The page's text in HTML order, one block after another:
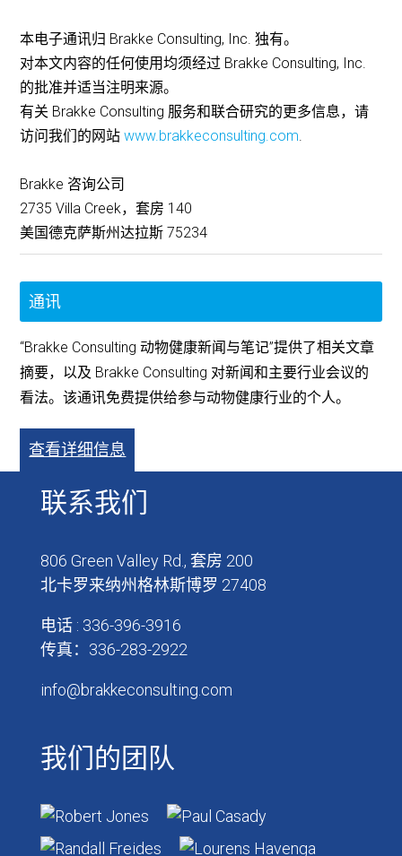
本电子通讯归 Brakke Consulting, Inc. 独有。
对本文内容的任何使用均须经过 Brakke Consulting, Inc.
的批准并适当注明来源。
有关 Brakke Consulting 服务和联合研究的更多信息，请
访问我们的网站www.brakkeconsulting.com.
Brakke 咨询公司
2735 Villa Creek，套房 140
美国德克萨斯州达拉斯 75234
通讯
“Brakke Consulting 动物健康新闻与笔记”提供了相关文章
摘要，以及 Brakke Consulting 对新闻和主要行业会议的
看法。该通讯免费提供给参与动物健康行业的个人。
查看详细信息
联系我们
806 Green Valley Rd., 套房 200
北卡罗来纳州格林斯博罗 27408
电话 : 336-396-3916
传真：336-283-2922
info@brakkeconsulting.com
我们的团队